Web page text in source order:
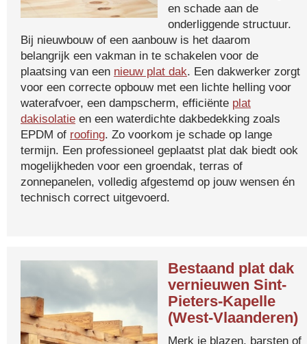
en schade aan de
onderliggende structuur.
Bij nieuwbouw of een aanbouw is het daarom
belangrijk een vakman in te schakelen voor de
plaatsing van een nieuw plat dak. Een dakwerker zorgt
voor een correcte opbouw met een lichte helling voor
waterafvoer, een dampscherm, efficiënte plat
dakisolatie en een waterdichte dakbedekking zoals
EPDM of roofing. Zo voorkom je schade op lange
termijn. Een professioneel geplaatst plat dak biedt ook
mogelijkheden voor een groendak, terras of
zonnepanelen, volledig afgestemd op jouw wensen én
technisch correct uitgevoerd.
Bestaand plat dak
vernieuwen Sint-
Pieters-Kapelle
(West-Vlaanderen)
Merk je blazen, barsten of